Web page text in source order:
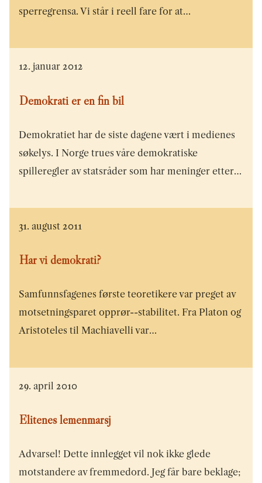
sperregrensa. Vi står i reell fare for at…
12. januar 2012
Demokrati er en fin bil
Demokratiet har de siste dagene vært i medienes
søkelys. I Norge trues våre demokratiske
spilleregler av statsråder som har meninger etter…
31. august 2011
Har vi demokrati?
Samfunnsfagenes første teoretikere var preget av
motsetningsparet opprør--stabilitet. Fra Platon og
Aristoteles til Machiavelli var…
29. april 2010
Elitenes lemenmarsj
Advarsel! Dette innlegget vil nok ikke glede
motstandere av fremmedord. Jeg får bare beklage;